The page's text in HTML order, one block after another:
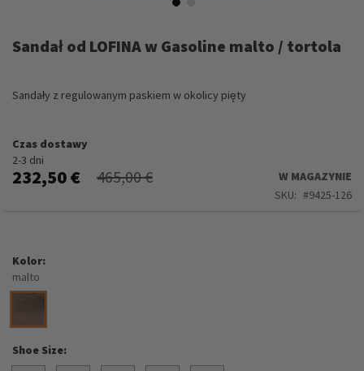
początek
Sandał od LOFINA w Gasoline malto / tortola
Sandały z regulowanym paskiem w okolicy pięty
Czas dostawy
2-3 dni
232,50 € 465,00 €
W MAGAZYNIE
SKU
9425-126
Kolor
malto
Shoe Size